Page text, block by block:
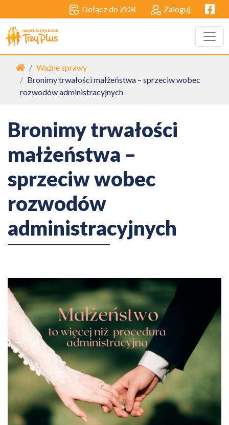
Dołącz do ZDR Zaloguj
Strona główna
Ważne sprawy
Bronimy trwałości małżeństwa – sprzeciw wobec
rozwodów administracyjnych
Bronimy trwałości
małżeństwa –
sprzeciw wobec
rozwodów
administracyjnych